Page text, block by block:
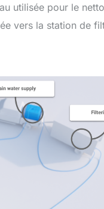
utilisée pour le
vers la station de